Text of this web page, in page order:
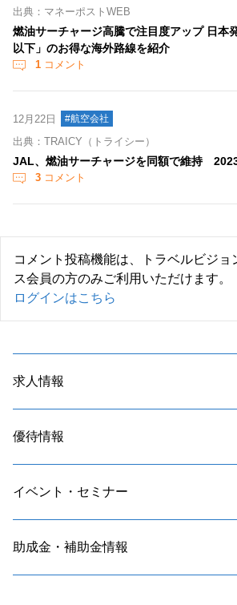
出典：マネーポストWEB
燃油サーチャージ高騰で注目度アップ 日本
以下」のお得な海外路線を紹介
1 コメント
12月22日 #航空会社
出典：TRAICY（トライシー）
JAL、燃油サーチャージを同額で維持
3 コメント
コメント投稿機能は、トラベルビジョ
ス会員の方のみご利用いただけます。
ログインはこちら
求人情報
優待情報
イベント・セミナー
助成金・補助金情報